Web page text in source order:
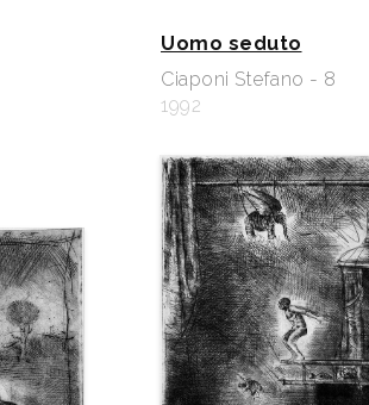
Uomo seduto
Ciaponi Stefano - 8
1992